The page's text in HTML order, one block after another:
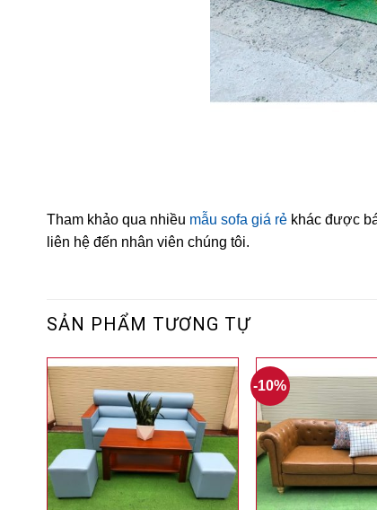
Tham khảo qua nhiều mẫu sofa giá rẻ khác được
liên hệ đến nhân viên chúng tôi.
SẢN PHẨM TƯƠNG TỰ
-10%